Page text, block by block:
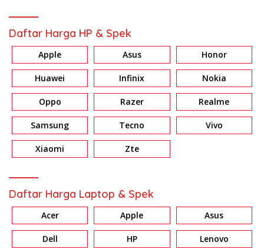
Daftar Harga HP & Spek
Apple Asus Honor
Huawei Infinix Nokia
Oppo Razer Realme
Samsung Tecno Vivo
Xiaomi Zte
Daftar Harga Laptop & Spek
Acer Apple Asus
Dell HP Lenovo